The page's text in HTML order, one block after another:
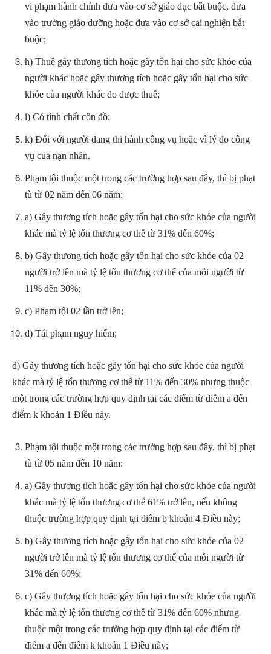
vi phạm hành chính đưa vào cơ sở giáo dục bắt buộc, đưa
vào trường giáo dưỡng hoặc đưa vào cơ sở cai nghiện bắt
buộc;
h) Thuê gây thương tích hoặc gây tổn hại cho sức khỏe của
người khác hoặc gây thương tích hoặc gây tổn hại cho sức
khỏe của người khác do được thuê;
i) Có tính chất côn đồ;
k) Đối với người đang thi hành công vụ hoặc vì lý do công
vụ của nạn nhân.
Phạm tội thuộc một trong các trường hợp sau đây, thì bị phạt
tù từ 02 năm đến 06 năm:
a) Gây thương tích hoặc gây tổn hại cho sức khỏe của người
khác mà tỷ lệ tổn thương cơ thể từ 31% đến 60%;
b) Gây thương tích hoặc gây tổn hại cho sức khỏe của 02
người trở lên mà tỷ lệ tổn thương cơ thể của mỗi người từ
11% đến 30%;
c) Phạm tội 02 lần trở lên;
d) Tái phạm nguy hiểm;
đ) Gây thương tích hoặc gây tổn hại cho sức khỏe của người
khác mà tỷ lệ tổn thương cơ thể từ 11% đến 30% nhưng thuộc
một trong các trường hợp quy định tại các điểm từ điểm a đến
điểm k khoản 1 Điều này.
Phạm tội thuộc một trong các trường hợp sau đây, thì bị phạt
tù từ 05 năm đến 10 năm:
a) Gây thương tích hoặc gây tổn hại cho sức khỏe của người
khác mà tỷ lệ tổn thương cơ thể 61% trở lên, nếu không
thuộc trường hợp quy định tại điểm b khoản 4 Điều này;
b) Gây thương tích hoặc gây tổn hại cho sức khỏe của 02
người trở lên mà tỷ lệ tổn thương cơ thể của mỗi người từ
31% đến 60%;
c) Gây thương tích hoặc gây tổn hại cho sức khỏe của người
khác mà tỷ lệ tổn thương cơ thể từ 31% đến 60% nhưng
thuộc một trong các trường hợp quy định tại các điểm từ
điểm a đến điểm k khoản 1 Điều này;